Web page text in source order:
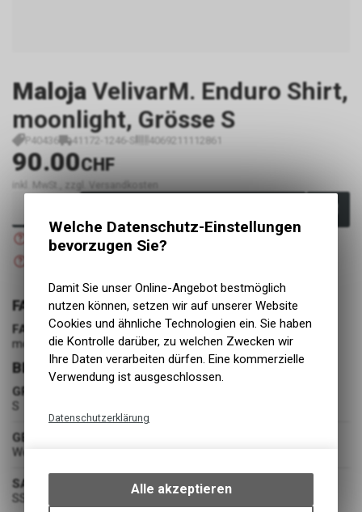
Maloja VelivarM. Enduro Shirt,
moonlight, Grösse S
P40436 41172-1246-S 4069211112861
90.00CHF
inkl. MwSt., zzgl. Versandkosten
Nicht verfügbar
Versand
FARBE
FARBE
moonlight
BEKLEIDUNG
GRÖSSE
S
GESCHLECHT
Women
SAISON
SS26
Welche Datenschutz-Einstellungen
bevorzugen Sie?
Damit Sie unser Online-Angebot bestmöglich
nutzen können, setzen wir auf unserer Website
Cookies und ähnliche Technologien ein. Sie haben
die Kontrolle darüber, zu welchen Zwecken wir
Ihre Daten verarbeiten dürfen. Eine kommerzielle
Verwendung ist ausgeschlossen.
Datenschutzerklärung
bestimmte Interaktionen und
Einstellungen auf Ihrem Gerät,
Alle akzeptieren